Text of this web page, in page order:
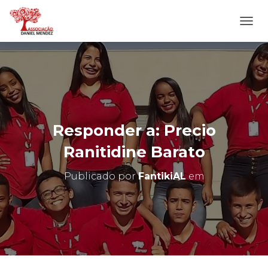
L
T
E
R
N
A
N
A
E
G
O
Responder a: Precio
Ranitidine Barato
Publicado porFantikiALem